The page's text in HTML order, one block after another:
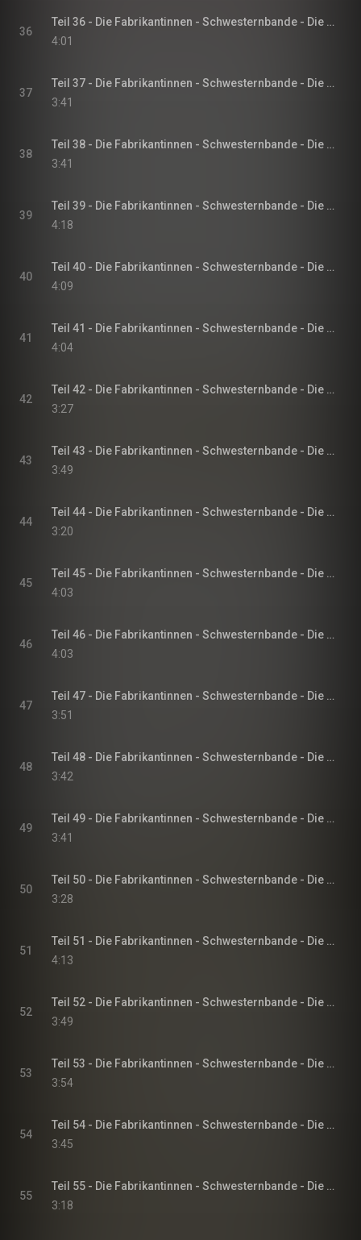
36
Teil 36 - Die Fabrikantinnen - Schwesternbande - Die Fabrikantinnen-Saga, Band 1
4:01
37
Teil 37 - Die Fabrikantinnen - Schwesternbande - Die Fabrikantinnen-Saga, Band 1
3:41
38
Teil 38 - Die Fabrikantinnen - Schwesternbande - Die Fabrikantinnen-Saga, Band 1
3:41
39
Teil 39 - Die Fabrikantinnen - Schwesternbande - Die Fabrikantinnen-Saga, Band 1
4:18
40
Teil 40 - Die Fabrikantinnen - Schwesternbande - Die Fabrikantinnen-Saga, Band 1
4:09
41
Teil 41 - Die Fabrikantinnen - Schwesternbande - Die Fabrikantinnen-Saga, Band 1
4:04
42
Teil 42 - Die Fabrikantinnen - Schwesternbande - Die Fabrikantinnen-Saga, Band 1
3:27
43
Teil 43 - Die Fabrikantinnen - Schwesternbande - Die Fabrikantinnen-Saga, Band 1
3:49
44
Teil 44 - Die Fabrikantinnen - Schwesternbande - Die Fabrikantinnen-Saga, Band 1
3:20
45
Teil 45 - Die Fabrikantinnen - Schwesternbande - Die Fabrikantinnen-Saga, Band 1
4:03
46
Teil 46 - Die Fabrikantinnen - Schwesternbande - Die Fabrikantinnen-Saga, Band 1
4:03
47
Teil 47 - Die Fabrikantinnen - Schwesternbande - Die Fabrikantinnen-Saga, Band 1
3:51
48
Teil 48 - Die Fabrikantinnen - Schwesternbande - Die Fabrikantinnen-Saga, Band 1
3:42
49
Teil 49 - Die Fabrikantinnen - Schwesternbande - Die Fabrikantinnen-Saga, Band 1
3:41
50
Teil 50 - Die Fabrikantinnen - Schwesternbande - Die Fabrikantinnen-Saga, Band 1
3:28
51
Teil 51 - Die Fabrikantinnen - Schwesternbande - Die Fabrikantinnen-Saga, Band 1
4:13
52
Teil 52 - Die Fabrikantinnen - Schwesternbande - Die Fabrikantinnen-Saga, Band 1
3:49
53
Teil 53 - Die Fabrikantinnen - Schwesternbande - Die Fabrikantinnen-Saga, Band 1
3:54
54
Teil 54 - Die Fabrikantinnen - Schwesternbande - Die Fabrikantinnen-Saga, Band 1
3:45
55
Teil 55 - Die Fabrikantinnen - Schwesternbande - Die Fabrikantinnen-Saga, Band 1
3:18